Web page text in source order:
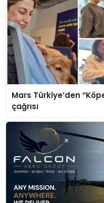
Mars Türkiye’den
çağrısı